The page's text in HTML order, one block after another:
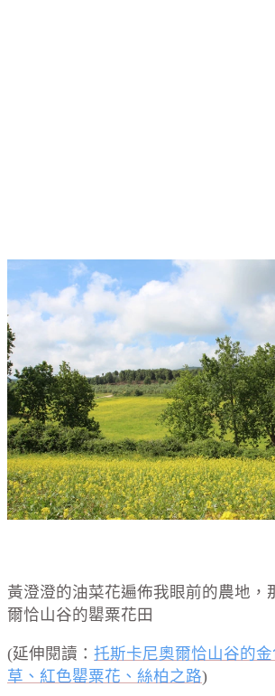
黃澄澄的油菜花遍佈我眼前的農地，
爾恰山谷的罌粟花田
(延伸閱讀： 托斯卡尼奧爾恰山谷的
草、紅色罌粟花、絲柏之路)